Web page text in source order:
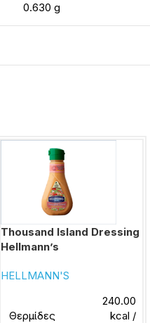
0.630 g
Thousand Island Dressing
Hellmann’s
HELLMANN'S
Θερμίδες
240.00
kcal /